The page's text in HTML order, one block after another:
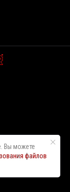
Вы можете
файлов